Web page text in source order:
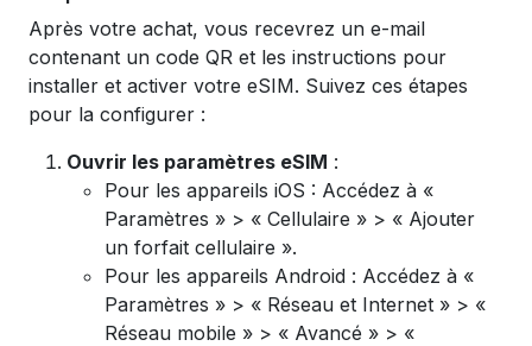
Après votre achat, vous recevrez un e-mail
contenant un code QR et les instructions pour
installer et activer votre eSIM. Suivez ces étapes
pour la configurer :
Ouvrir les paramètres eSIM :
Pour les appareils iOS : Accédez à «
Paramètres » > « Cellulaire » > « Ajouter
un forfait cellulaire ».
Pour les appareils Android : Accédez à «
Paramètres » > « Réseau et Internet » > «
Réseau mobile » > « Avancé » > «